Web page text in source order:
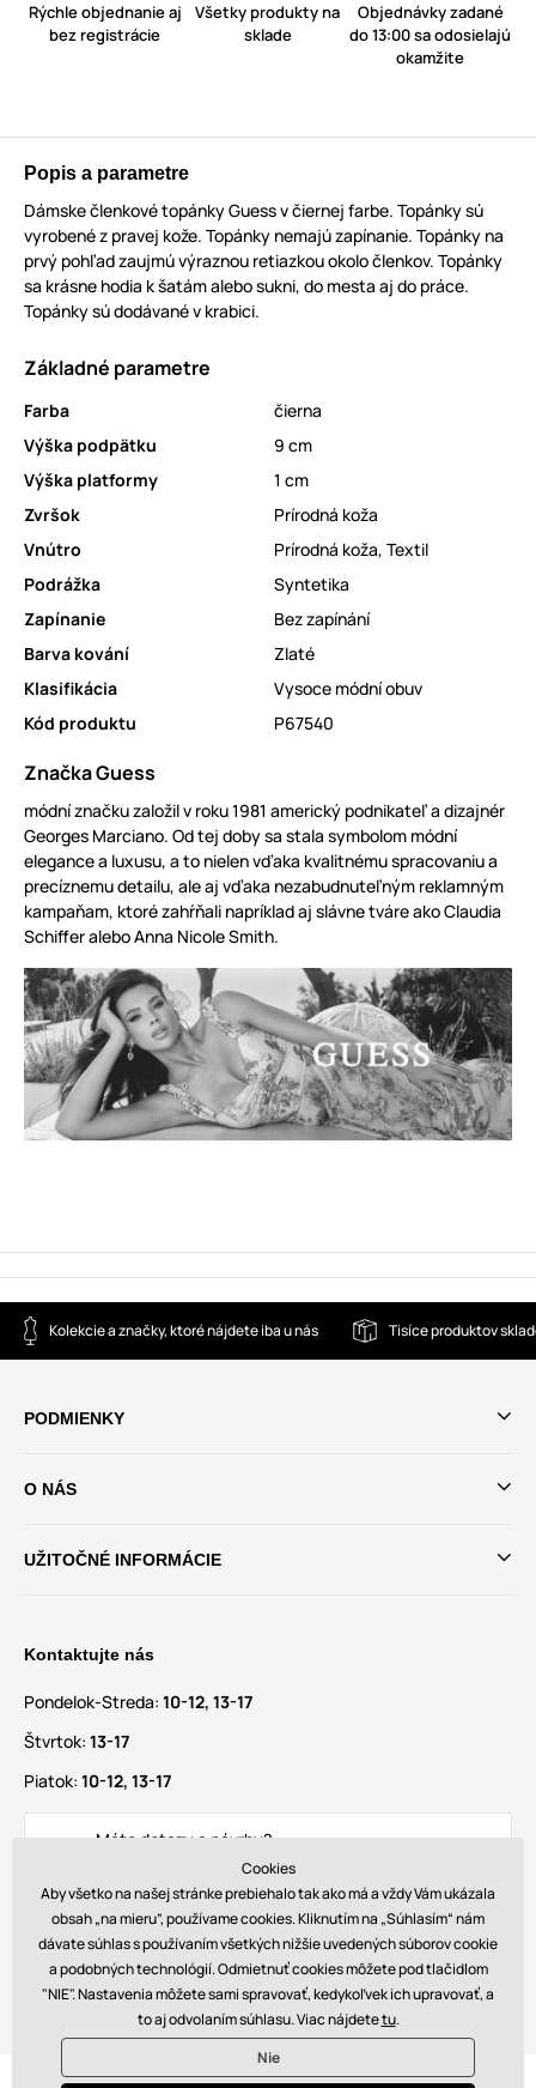
Rýchle objednanie aj
bez registrácie
Všetky produkty na
sklade
Objednávky zadané
do 13:00 sa odosielajú
okamžite
Popis a parametre
Dámske členkové topánky Guess v čiernej farbe. Topánky sú
vyrobené z pravej kože. Topánky nemajú zapínanie. Topánky na
prvý pohľad zaujmú výraznou retiazkou okolo členkov. Topánky
sa krásne hodia k šatám alebo sukni, do mesta aj do práce.
Topánky sú dodávané v krabici.
Základné parametre
Farba
čierna
Výška podpätku
9 cm
Výška platformy
1 cm
Zvršok
Prírodná koža
Vnútro
Prírodná koža, Textil
Podrážka
Syntetika
Zapínanie
Bez zapínání
Barva kování
Zlaté
Klasifikácia
Vysoce módní obuv
Kód produktu
P67540
Značka Guess
módní značku založil v roku 1981 americký podnikateľ a dizajnér
Georges Marciano. Od tej doby sa stala symbolom módní
elegance a luxusu, a to nielen vďaka kvalitnému spracovaniu a
precíznemu detailu, ale aj vďaka nezabudnuteľným reklamným
kampaňam, ktoré zahŕňali napríklad aj slávne tváre ako Claudia
Schiffer alebo Anna Nicole Smith.
Kolekcie a značky, ktoré nájdete iba u nás Tisíce produktov
PODMIENKY
O NÁS
UŽITOČNÉ INFORMÁCIE
Kontaktujte nás
Pondelok-Streda: 10-12, 13-17
Štvrtok: 13-17
Piatok: 10-12, 13-17
Máte dotazy a návrhy?
info@glamadise.sk
Nájdete nás tiež na
Cookies
Aby všetko na našej stránke prebiehalo tak ako má a vždy Vám ukázala
obsah „na mieru”, používame cookies. Kliknutím na „Súhlasím“ nám
dávate súhlas s používaním všetkých nižšie uvedených súborov cookie
a podobných technológií. Odmietnuť cookies môžete pod tlačidlom
"NIE". Nastavenia môžete sami spravovať, kedykoľvek ich upravovať, a
to aj odvolaním súhlasu. Viac nájdetetu.
Nie